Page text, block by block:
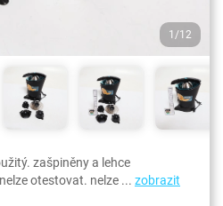
1/12
zašpiněny a lehce
otestovat. nelze ... zobrazit